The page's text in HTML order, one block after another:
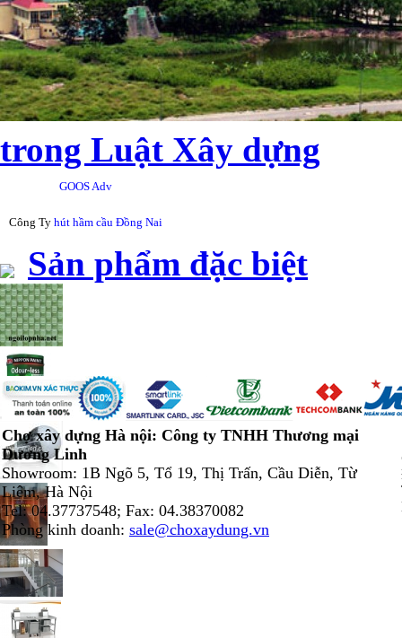
trong Luật Xây dựng
GOOS Adv
Công Ty hút hầm cầu Đồng Nai
Sản phẩm đặc biệt
Chợ xây dựng Hà nội: Công ty TNHH Thương mại
Dương Linh
Showroom: 1B Ngõ 5, Tổ 19, Thị Trấn, Cầu Diễn, Từ
Liêm, Hà Nội
Tel: 04.37737548; Fax: 04.38370082
Phòng kinh doanh: sale@choxaydung.vn